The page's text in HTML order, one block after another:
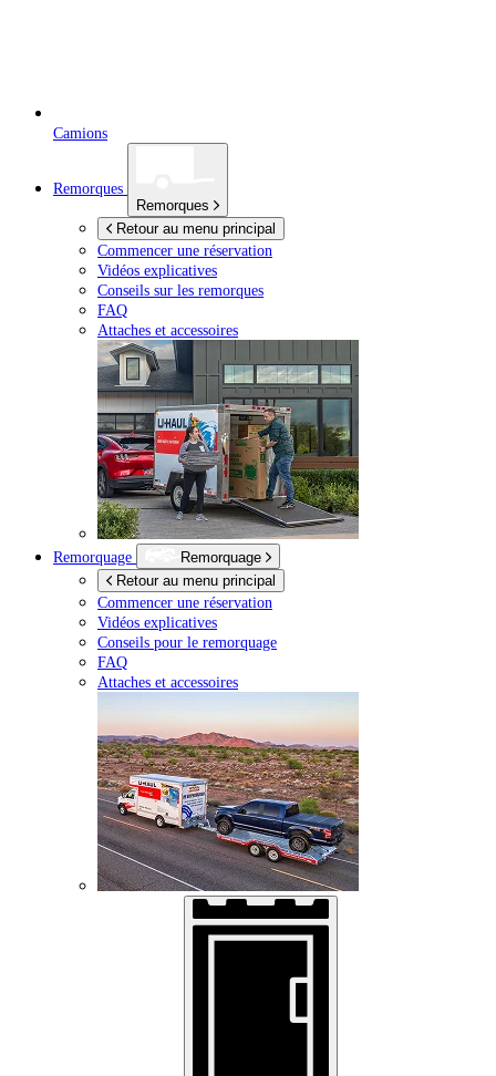
Camions
Remorques
Remorques
Retour au menu principal
Commencer une réservation
Vidéos explicatives
Conseils sur les remorques
FAQ
Attaches et accessoires
Remorquage
Remorquage
Retour au menu principal
Commencer une réservation
Vidéos explicatives
Conseils pour le remorquage
FAQ
Attaches et accessoires